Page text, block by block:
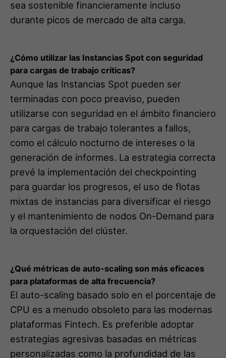
sea sostenible financieramente incluso
durante picos de mercado de alta carga.
¿Cómo utilizar las Instancias Spot con seguridad
para cargas de trabajo críticas?
Aunque las Instancias Spot pueden ser
terminadas con poco preaviso, pueden
utilizarse con seguridad en el ámbito financiero
para cargas de trabajo tolerantes a fallos,
como el cálculo nocturno de intereses o la
generación de informes. La estrategia correcta
prevé la implementación del checkpointing
para guardar los progresos, el uso de flotas
mixtas de instancias para diversificar el riesgo
y el mantenimiento de nodos On-Demand para
la orquestación del clúster.
¿Qué métricas de auto-scaling son más eficaces
para plataformas de alta frecuencia?
El auto-scaling basado solo en el porcentaje de
CPU es a menudo obsoleto para las modernas
plataformas Fintech. Es preferible adoptar
estrategias agresivas basadas en métricas
personalizadas como la profundidad de las